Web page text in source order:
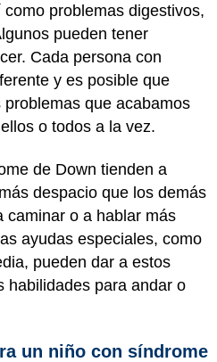
problemas digestivos,
pueden tener
Cada persona con
y es posible que
que acabamos
o todos a la vez.
de Down tienden a
despacio que los demás
caminar o a hablar más
ayudas especiales, como
pueden dar a estos
habilidades para andar o
un niño con síndrome